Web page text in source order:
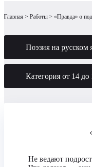
Главная Работы «Правда» о
Поэзия на русском
Категория от 14 до
Не ведают